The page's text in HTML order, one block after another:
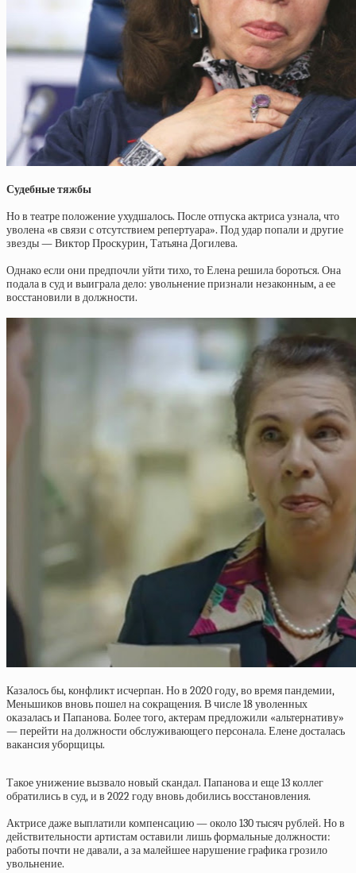
Судебные тяжбы
Но в театре положение ухудшалось. После отпуска актриса узнала, что
уволена «в связи с отсутствием репертуара». Под удар попали и другие
звезды — Виктор Проскурин, Татьяна Догилева.
Однако если они предпочли уйти тихо, то Елена решила бороться. Она
подала в суд и выиграла дело: увольнение признали незаконным, а ее
восстановили в должности.
Казалось бы, конфликт исчерпан. Но в 2020 году, во время пандемии,
Меньшиков вновь пошел на сокращения. В числе 18 уволенных
оказалась и Папанова. Более того, актерам предложили «альтернативу»
— перейти на должности обслуживающего персонала. Елене досталась
вакансия уборщицы.
Такое унижение вызвало новый скандал. Папанова и еще 13 коллег
обратились в суд, и в 2022 году вновь добились восстановления.
Актрисе даже выплатили компенсацию — около 130 тысяч рублей. Но в
действительности артистам оставили лишь формальные должности:
работы почти не давали, а за малейшее нарушение графика грозило
увольнение.